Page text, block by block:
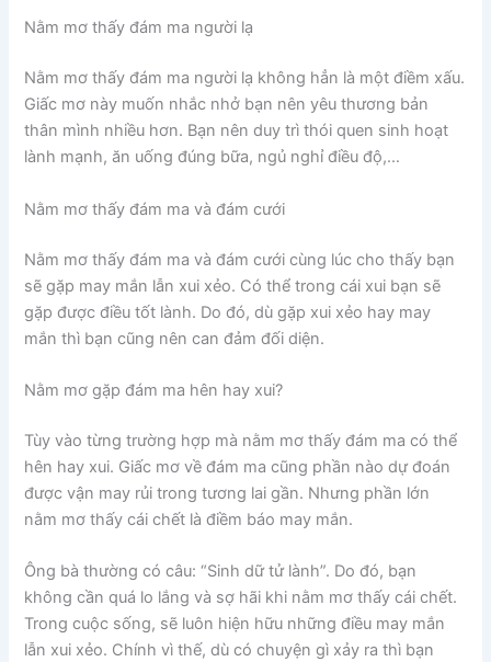
Nằm mơ thấy đám ma người lạ
Nằm mơ thấy đám ma người lạ không hẳn là một điềm xấu.
Giấc mơ này muốn nhắc nhở bạn nên yêu thương bản
thân mình nhiều hơn. Bạn nên duy trì thói quen sinh hoạt
lành mạnh, ăn uống đúng bữa, ngủ nghỉ điều độ,…
Nằm mơ thấy đám ma và đám cưới
Nằm mơ thấy đám ma và đám cưới cùng lúc cho thấy bạn
sẽ gặp may mắn lẫn xui xẻo. Có thể trong cái xui bạn sẽ
gặp được điều tốt lành. Do đó, dù gặp xui xẻo hay may
mắn thì bạn cũng nên can đảm đối diện.
Nằm mơ gặp đám ma hên hay xui?
Tùy vào từng trường hợp mà nằm mơ thấy đám ma có thể
hên hay xui. Giấc mơ về đám ma cũng phần nào dự đoán
được vận may rủi trong tương lai gần. Nhưng phần lớn
nằm mơ thấy cái chết là điềm báo may mắn.
Ông bà thường có câu: “Sinh dữ tử lành”. Do đó, bạn
không cần quá lo lắng và sợ hãi khi nằm mơ thấy cái chết.
Trong cuộc sống, sẽ luôn hiện hữu những điều may mắn
lẫn xui xẻo. Chính vì thế, dù có chuyện gì xảy ra thì bạn